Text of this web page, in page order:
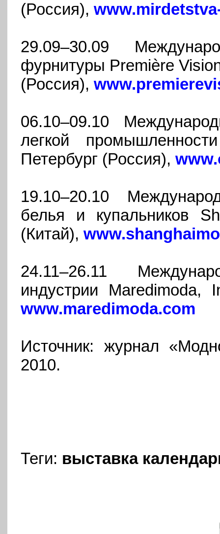
(Россия),
29.09–30.09
фурнитуры Première
(Россия),
06.10–09.10
легкой
Петербург (Россия),
19.10–20.10
белья и купальников
(Китай),
24.11–26.11
индустрии Maredimoda,
www.maredimoda.com
Источник: журнал
2010.
Теги: выставка